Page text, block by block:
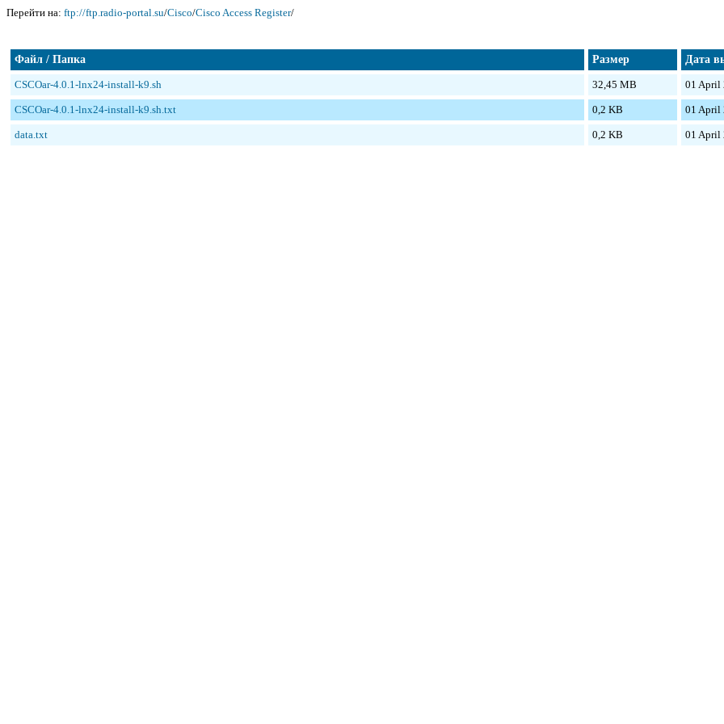
Перейти на: ftp://ftp.radio-portal.su/Cisco/Cisco Access Register/
Файл / Папка Размер Дата
CSCOar-4.0.1-lnx24-install-k9.sh 32,45 MB 01 April
CSCOar-4.0.1-lnx24-install-k9.sh.txt 0,2 KB 01 April
data.txt 0,2 KB 01 April